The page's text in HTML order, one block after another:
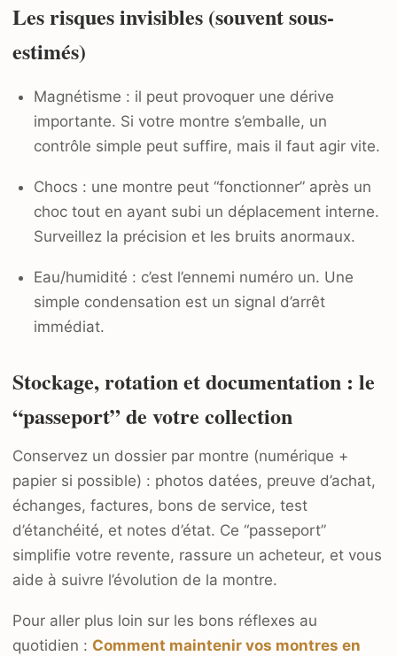
Les risques invisibles (souvent sous-
estimés)
Magnétisme : il peut provoquer une dérive
importante. Si votre montre s’emballe, un
contrôle simple peut suffire, mais il faut agir vite.
Chocs : une montre peut “fonctionner” après un
choc tout en ayant subi un déplacement interne.
Surveillez la précision et les bruits anormaux.
Eau/humidité : c’est l’ennemi numéro un. Une
simple condensation est un signal d’arrêt
immédiat.
Stockage, rotation et documentation : le
“passeport” de votre collection
Conservez un dossier par montre (numérique +
papier si possible) : photos datées, preuve d’achat,
échanges, factures, bons de service, test
d’étanchéité, et notes d’état. Ce “passeport”
simplifie votre revente, rassure un acheteur, et vous
aide à suivre l’évolution de la montre.
Pour aller plus loin sur les bons réflexes au
quotidien : Comment maintenir vos montres en